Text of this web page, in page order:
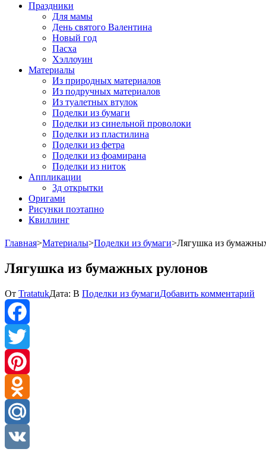
Праздники
Для мамы
День святого Валентина
Новый год
Пасха
Хэллоуин
Материалы
Из природных материалов
Из подручных материалов
Из туалетных втулок
Поделки из бумаги
Поделки из синельной проволоки
Поделки из пластилина
Поделки из фетра
Поделки из фоамирана
Поделки из ниток
Аппликации
3д открытки
Оригами
Рисунки поэтапно
Квиллинг
Главная>Материалы>Поделки из бумаги>Лягушка из
Лягушка из бумажных рулонов
От TratatukДата: В Поделки из бумагиДобавить комментарий
Facebook
Twitter
Pinterest
Odnoklassniki
Mail.Ru